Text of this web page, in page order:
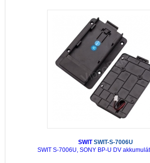
SWITSWIT-S-7006U
SWIT S-7006U, SONY BP-U DV